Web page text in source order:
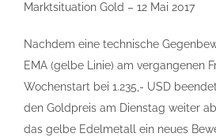
Marktsituation Gold – 12 Mai 2017
Nachdem eine technische
EMA (gelbe Linie) am vergangenen
Wochenstart bei 1.235,- USD
den Goldpreis am Dienstag weiter
das gelbe Edelmetall ein neues